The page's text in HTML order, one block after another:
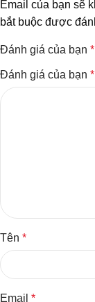
Email của bạn sẽ
bắt buộc được
Đánh giá của bạn *
Đánh giá của bạn *
Tên *
Email *